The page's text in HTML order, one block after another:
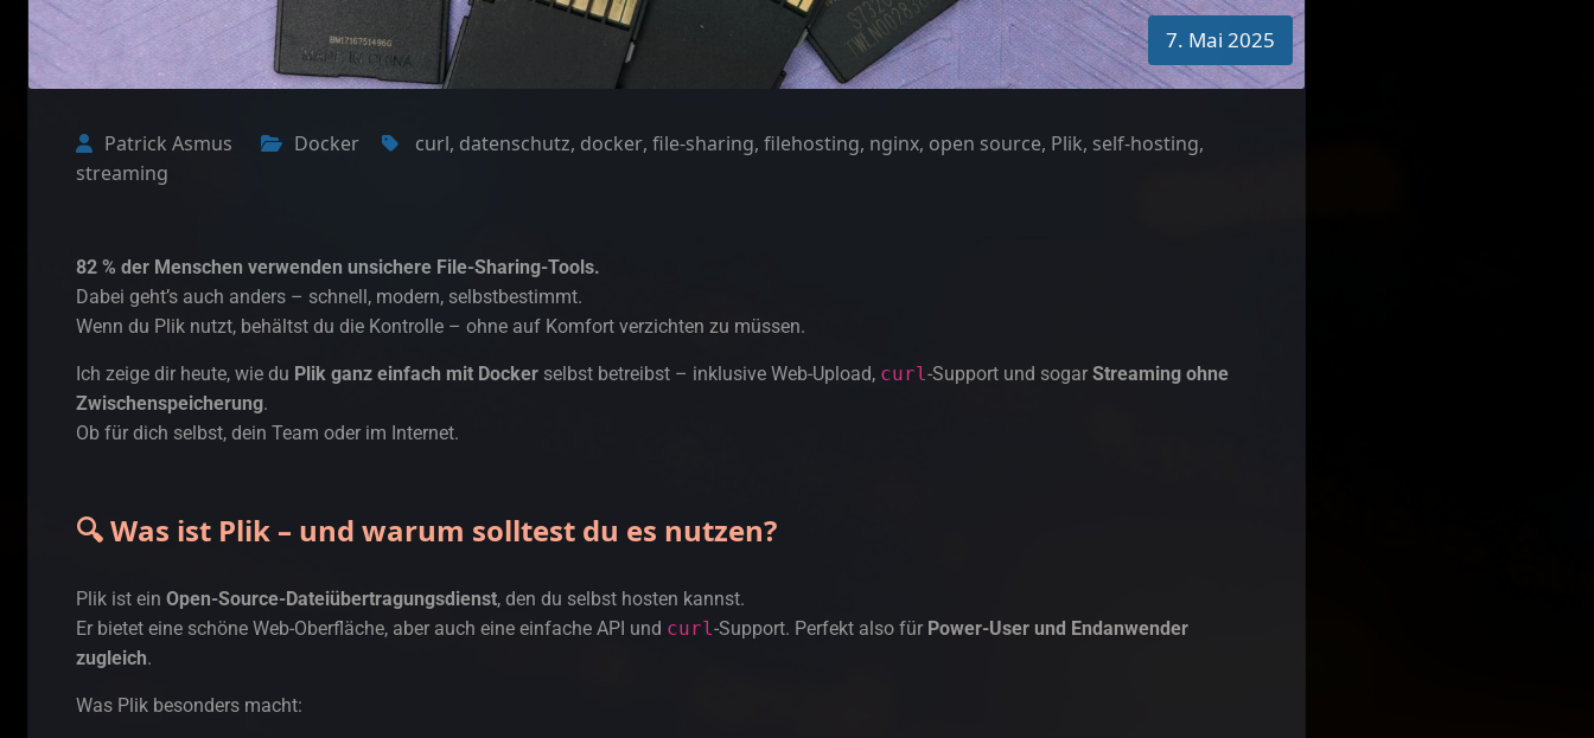
7. Mai 2025
Patrick Asmus Docker curl, datenschutz, docker, file-sharing, filehosting, nginx, open source, Plik, self-hosting,
streaming
82 % der Menschen verwenden unsichere File-Sharing-Tools.
Dabei geht’s auch anders – schnell, modern, selbstbestimmt.
Wenn du Plik nutzt, behältst du die Kontrolle – ohne auf Komfort verzichten zu müssen.
Ich zeige dir heute, wie du Plik ganz einfach mit Docker selbst betreibst – inklusive Web-Upload, curl-Support und sogar Streaming ohne
Zwischenspeicherung.
Ob für dich selbst, dein Team oder im Internet.
🔍 Was ist Plik – und warum solltest du es nutzen?
Plik ist ein Open-Source-Dateiübertragungsdienst, den du selbst hosten kannst.
Er bietet eine schöne Web-Oberfläche, aber auch eine einfache API und curl-Support. Perfekt also für Power-User und Endanwender
zugleich.
Was Plik besonders macht: